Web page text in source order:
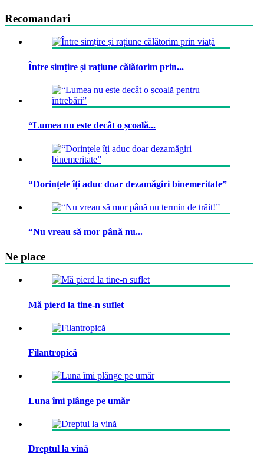
Recomandari
Între simțire și rațiune călătorim prin...
“Lumea nu este decât o școală...
“Dorințele îți aduc doar dezamăgiri binemeritate”
“Nu vreau să mor până nu...
Ne place
Mă pierd la tine-n suflet
Filantropică
Luna îmi plânge pe umăr
Dreptul la vină